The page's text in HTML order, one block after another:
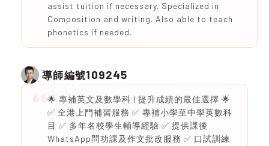
assist tuition if necessary. Specialized in
Composition and writing. Also able to teach
phonetics if needed.
導師編號109245
🌟 專補英文及數學科 | 提升成績的最佳選擇 🌟
✅ 全港上門補習服務 ✅ 專補小學至中學英數科
目 ✅ 多年名校學生輔導經驗 ✅ 提供課後
WhatsApp問功課及作文批改服務 ✅ 口試訓練